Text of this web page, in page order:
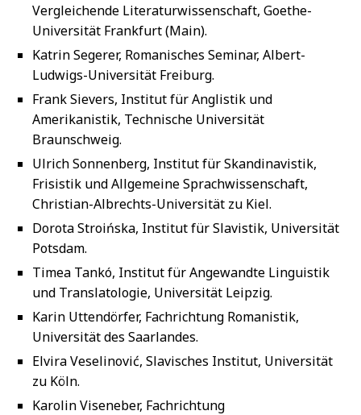
Vergleichende Literaturwissenschaft, Goethe-
Universität Frankfurt (Main).
Katrin Segerer, Romanisches Seminar, Albert-
Ludwigs-Universität Freiburg.
Frank Sievers, Institut für Anglistik und
Amerikanistik, Technische Universität
Braunschweig.
Ulrich Sonnenberg, Institut für Skandinavistik,
Frisistik und Allgemeine Sprachwissenschaft,
Christian-Albrechts-Universität zu Kiel.
Dorota Stroińska, Institut für Slavistik, Universität
Potsdam.
Timea Tankó, Institut für Angewandte Linguistik
und Translatologie, Universität Leipzig.
Karin Uttendörfer, Fachrichtung Romanistik,
Universität des Saarlandes.
Elvira Veselinović, Slavisches Institut, Universität
zu Köln.
Karolin Viseneber, Fachrichtung